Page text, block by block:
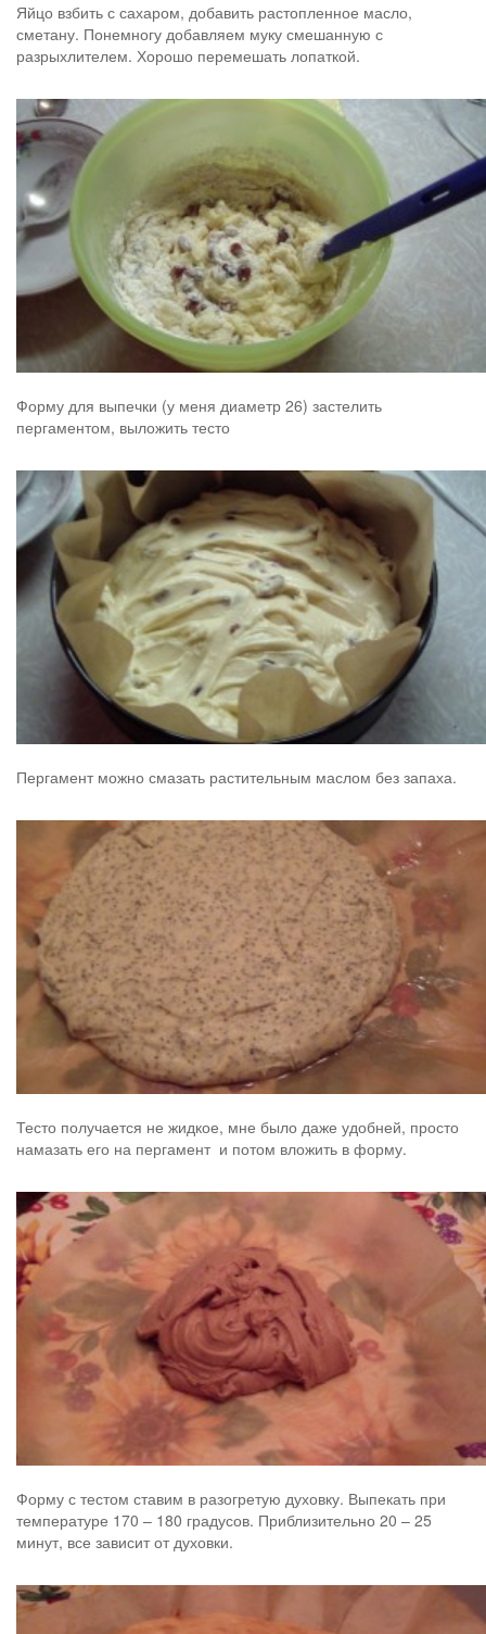
Яйцо взбить с сахаром, добавить растопленное масло,
сметану. Понемногу добавляем муку смешанную с
разрыхлителем. Хорошо перемешать лопаткой.
Форму для выпечки (у меня диаметр 26) застелить
пергаментом, выложить тесто
Пергамент можно смазать растительным маслом без запаха.
Тесто получается не жидкое, мне было даже удобней, просто
намазать его на пергамент и потом вложить в форму.
Форму с тестом ставим в разогретую духовку. Выпекать при
температуре 170 – 180 градусов. Приблизительно 20 – 25
минут, все зависит от духовки.